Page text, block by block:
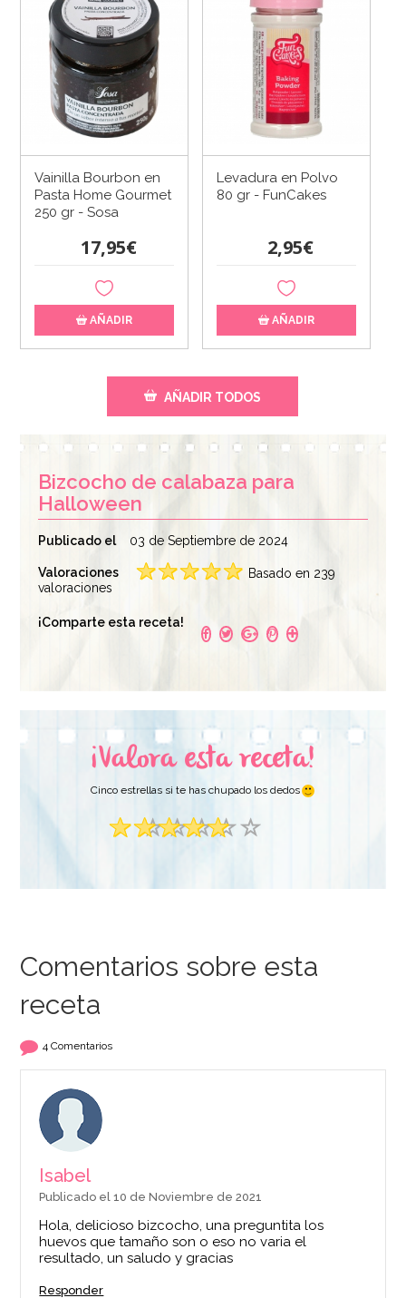
Vainilla Bourbon en
Pasta Home Gourmet
250 gr - Sosa
17,95€
AÑADIR
Levadura en Polvo
80 gr - FunCakes
2,95€
AÑADIR
Molde Nordic Ware
Pan Dorado
AÑADIR
600 ml
AÑADIR
Rejilla para Enfriar 40
cm x 25 cm - Wilton
7,95€
AÑADIR
AÑADIR TODOS
Bizcocho de calabaza para
Halloween
Publicado el 03 de Septiembre de 2024
Valoraciones
Basado en 239
valoraciones
¡Comparte esta receta!
¡Valora esta receta!
Cinco estrellas si te has chupado los dedos
Comentarios sobre esta
receta
4 Comentarios
Isabel
Publicado el 10 de Noviembre de 2021
Hola, delicioso bizcocho, una preguntita los
huevos que tamaño son o eso no varia el
resultado, un saludo y gracias
Responder